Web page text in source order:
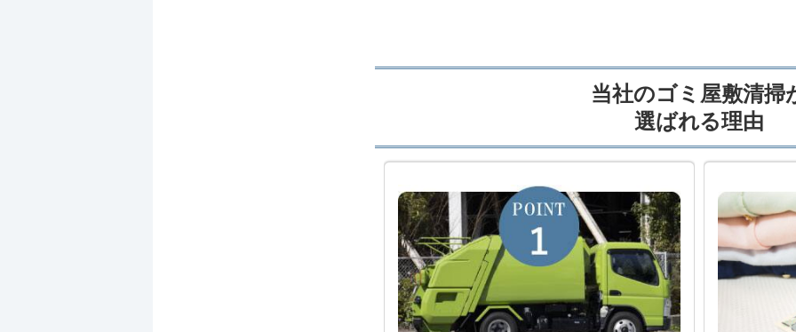
当社のゴミ屋敷清掃
選ばれる理由